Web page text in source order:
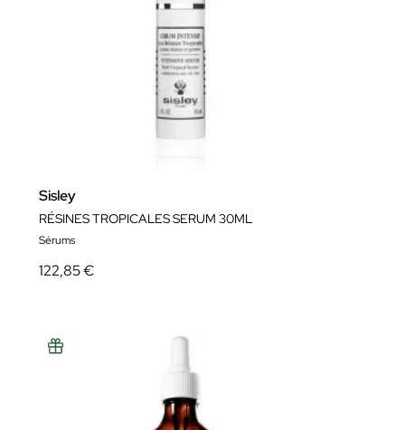
Sisley
RÉSINES TROPICALES SERUM 30ML
Sérums
122,85 €